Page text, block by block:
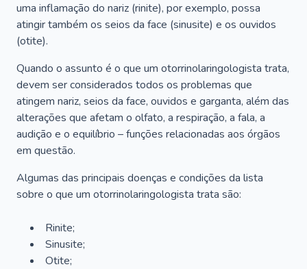
uma inflamação do nariz (rinite), por exemplo, possa
atingir também os seios da face (sinusite) e os ouvidos
(otite).
Quando o assunto é o que um otorrinolaringologista trata,
devem ser considerados todos os problemas que
atingem nariz, seios da face, ouvidos e garganta, além das
alterações que afetam o olfato, a respiração, a fala, a
audição e o equilíbrio – funções relacionadas aos órgãos
em questão.
Algumas das principais doenças e condições da lista
sobre o que um otorrinolaringologista trata são:
Rinite;
Sinusite;
Otite;